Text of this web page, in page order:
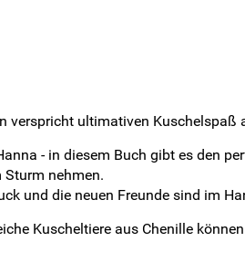
verspricht ultimativen Kuschelspaß
- in diesem Buch gibt es den
Sturm nehmen.
und die neuen Freunde sind im
Kuscheltiere aus Chenille